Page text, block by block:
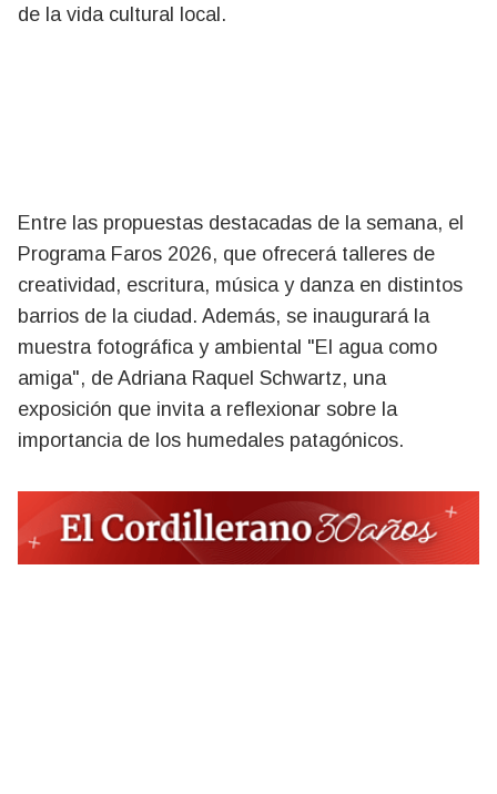
de la vida cultural local.
Entre las propuestas destacadas de la semana, el
Programa Faros 2026, que ofrecerá talleres de
creatividad, escritura, música y danza en distintos
barrios de la ciudad. Además, se inaugurará la
muestra fotográfica y ambiental "El agua como
amiga", de Adriana Raquel Schwartz, una
exposición que invita a reflexionar sobre la
importancia de los humedales patagónicos.